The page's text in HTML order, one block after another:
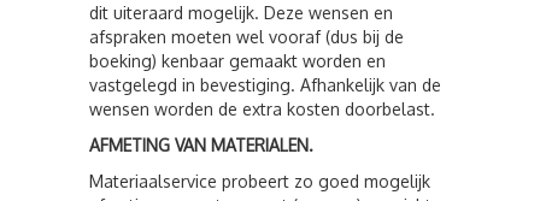
dit uiteraard mogelijk. Deze wensen en
afspraken moeten wel vooraf (dus bij de
boeking) kenbaar gemaakt worden en
vastgelegd in bevestiging. Afhankelijk van de
wensen worden de extra kosten doorbelast.
AFMETING VAN MATERIALEN.
Materiaalservice probeert zo goed mogelijk